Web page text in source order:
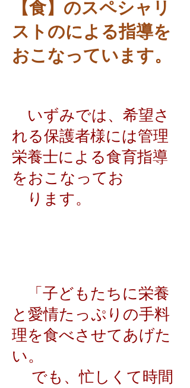
【食】のスペシャリ
ストのによる指導を
おこなっています。
いずみでは、希望さ
れる保護者様には管理
栄養士による食育指導
をおこなってお
ります。
「子どもたちに栄養
と愛情たっぷりの手料
理を食べさせてあげた
い。
でも、忙しくて時間